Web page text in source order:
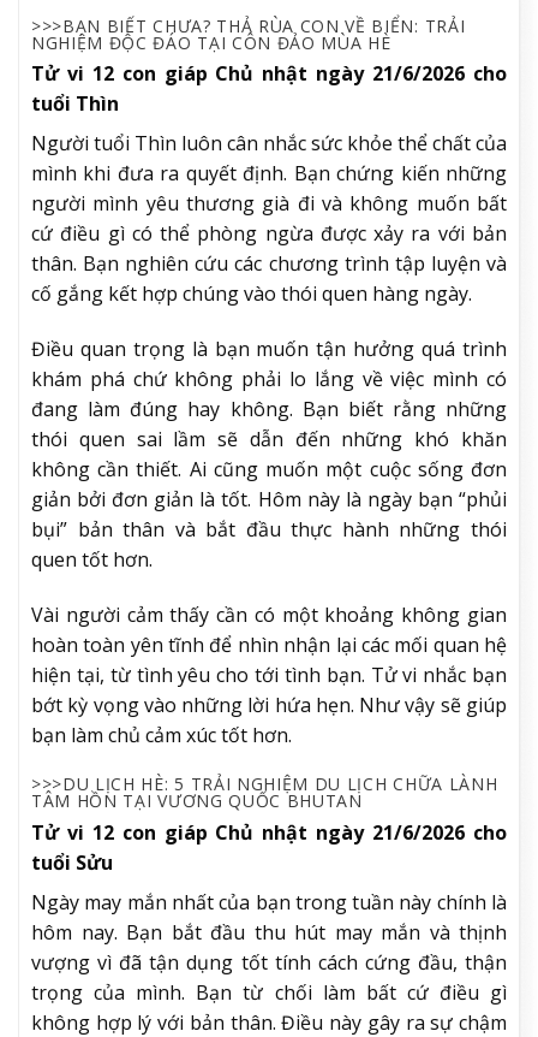
>>>BẠN BIẾT CHƯA? THẢ RÙA CON VỀ BIỂN: TRẢI
NGHIỆM ĐỘC ĐÁO TẠI CÔN ĐẢO MÙA HÈ
Tử vi 12 con giáp Chủ nhật ngày 21/6/2026 cho
tuổi Thìn
Người tuổi Thìn luôn cân nhắc sức khỏe thể chất của
mình khi đưa ra quyết định. Bạn chứng kiến những
người mình yêu thương già đi và không muốn bất
cứ điều gì có thể phòng ngừa được xảy ra với bản
thân. Bạn nghiên cứu các chương trình tập luyện và
cố gắng kết hợp chúng vào thói quen hàng ngày.
Điều quan trọng là bạn muốn tận hưởng quá trình
khám phá chứ không phải lo lắng về việc mình có
đang làm đúng hay không. Bạn biết rằng những
thói quen sai lầm sẽ dẫn đến những khó khăn
không cần thiết. Ai cũng muốn một cuộc sống đơn
giản bởi đơn giản là tốt. Hôm này là ngày bạn “phủi
bụi” bản thân và bắt đầu thực hành những thói
quen tốt hơn.
Vài người cảm thấy cần có một khoảng không gian
hoàn toàn yên tĩnh để nhìn nhận lại các mối quan hệ
hiện tại, từ tình yêu cho tới tình bạn. Tử vi nhắc bạn
bớt kỳ vọng vào những lời hứa hẹn. Như vậy sẽ giúp
bạn làm chủ cảm xúc tốt hơn.
>>>DU LỊCH HÈ: 5 TRẢI NGHIỆM DU LỊCH CHỮA LÀNH
TÂM HỒN TẠI VƯƠNG QUỐC BHUTAN
Tử vi 12 con giáp Chủ nhật ngày 21/6/2026 cho
tuổi Sửu
Ngày may mắn nhất của bạn trong tuần này chính là
hôm nay. Bạn bắt đầu thu hút may mắn và thịnh
vượng vì đã tận dụng tốt tính cách cứng đầu, thận
trọng của mình. Bạn từ chối làm bất cứ điều gì
không hợp lý với bản thân. Điều này gây ra sự chậm